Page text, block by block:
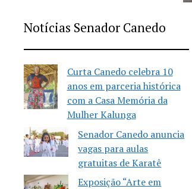
Notícias Senador Canedo
Curta Canedo celebra 10
anos em parceria histórica
com a Casa Memória da
Mulher Kalunga
Senador Canedo anuncia
vagas para aulas
gratuitas de Karatê
Exposição “Arte em